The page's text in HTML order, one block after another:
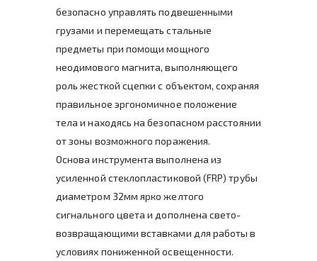
безопасно управлять подвешенными
грузами и перемещать стальные
предметы при помощи мощного
неодимового магнита, выполняющего
роль жесткой сцепки с объектом, сохраняя
правильное эргономичное положение
тела и находясь на безопасном расстоянии
от зоны возможного поражения.
Основа инструмента выполнена из
усиленной стеклопластиковой (FRP) трубы
диаметром 32мм ярко желтого
сигнального цвета и дополнена свето-
возвращающими вставками для работы в
условиях пониженной освещенности.